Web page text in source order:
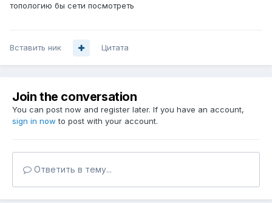
топологию бы сети посмотреть
Вставить ник Цитата
Join the conversation
You can post now and register later. If you have an account,
sign in now to post with your account.
Ответить в тему...